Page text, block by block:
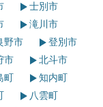
士別市
滝川市
野市
登別市
市
北斗市
町
知内町
八雲町